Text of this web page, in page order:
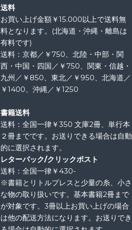
送料
お買い上げ金額￥15.000以上で送料無
料となります。(北海道・沖縄・離島は
有料です)
送料：京都／￥750、北陸・中部・関
西・中国・四国／￥750、関東・信越・
九州／￥850、東北／￥950、北海道／
￥1400、沖縄／￥1250
書籍送料
送料：全国一律￥350 文庫2冊、単行本
２冊までです。お送りできる場合は自動
的に選択されます。
レターパック/クリックポスト
送料：全国一律￥430-
※書籍とリトルプレスと少量の糸、小さ
な物の取り扱いです。基本書籍2冊まで
が対象です。3冊以上お買い上げの場合
は他の配送方法になります。お送りでき